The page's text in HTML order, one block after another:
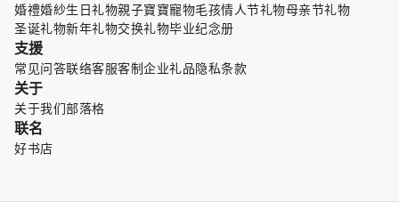
婚禮婚紗生日礼物親子寶寶寵物毛孩情人节礼物母亲节礼物
圣诞礼物新年礼物交换礼物毕业纪念册
支援
常见问答联络客服客制企业礼品隐私条款
关于
关于我们部落格
联名
好书店